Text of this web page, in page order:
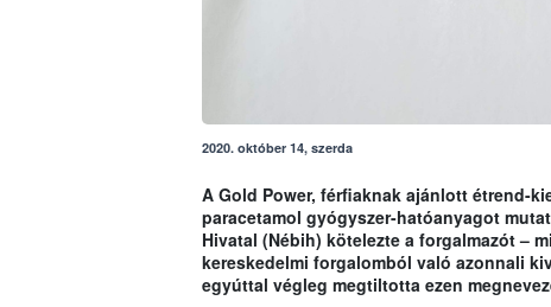
2020. október 14, szerda
A Gold Power, férfiaknak ajánlott étrend-
paracetamol gyógyszer-hatóanyagot
Hivatal (Nébih) kötelezte a forgalmazót –
kereskedelmi forgalomból való azonnali
egyúttal végleg megtiltotta ezen